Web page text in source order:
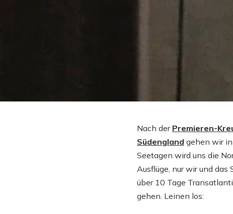
Nach der Premieren-
Südengland gehen wir
Seetagen wird uns die
Ausflüge, nur wir und
über 10 Tage
gehen. Leinen los: